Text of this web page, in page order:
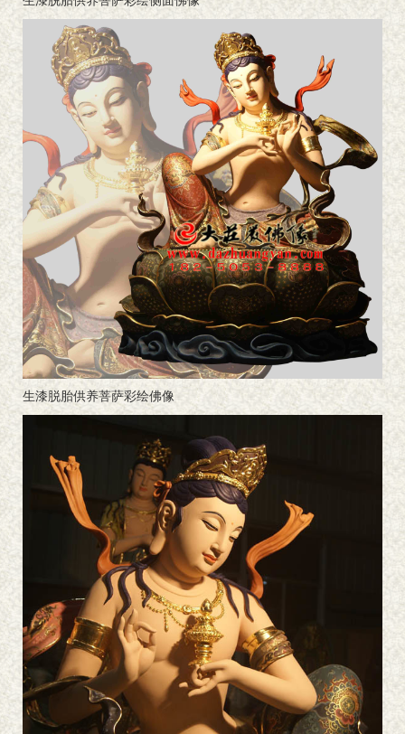
生漆脱胎供养菩萨彩绘佛像